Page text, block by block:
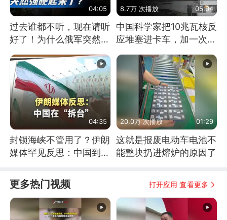
04:05
过去谁都不听，现在请听
好了！为什么俄军突然强
8.7万 次播放 05:04
中国科学家把10兆瓦核反
应堆塞进卡车，加一次燃
04:35
封锁海峡不管用了？伊朗
媒体罕见反思：中国到底
20.0万 次播放 01:29
这就是报废电动车电池不
能整块扔进熔炉的原因了
更多热门视频 打开应用 查看更多